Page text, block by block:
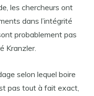
les chercheurs ont
dans l’intégrité
probablement pas
Kranzler.
selon lequel boire
pas tout à fait exact,